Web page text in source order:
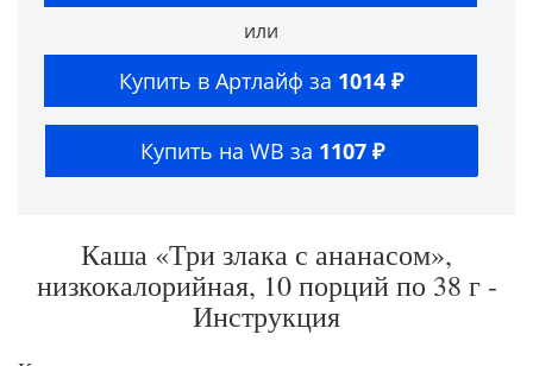
или
Купить в Артлайф за 1014 ₽
Купить на WB за 1107 ₽
Каша «Три злака с ананасом»,
низкокалорийная, 10 порций по 38 г -
Инструкция